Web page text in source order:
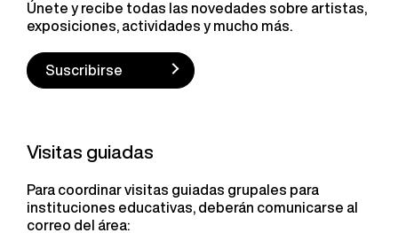
Únete y recibe todas las novedades sobre artistas,
exposiciones, actividades y mucho más.
Suscribirse
Visitas guiadas
Para coordinar visitas guiadas grupales para
instituciones educativas, deberán comunicarse al
correo del área: